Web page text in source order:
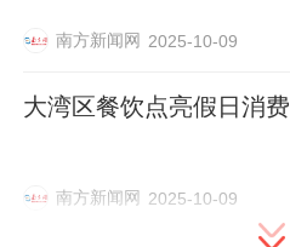
南方新闻网 2025-10-09
大湾区餐饮点亮假日消费
南方新闻网 2025-10-09